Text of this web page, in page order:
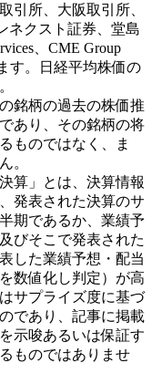
引所、大阪取引所、
ネクスト証券、堂島
、CME Group
す。日経平均株価の
銘柄の過去の株価推
あり、その銘柄の将
ものではなく、ま
。
算」とは、決算情報
発表された決算のサ
期であるか、業績予
びそこで発表された
した業績予想・配当
数値化し判定）が高
サプライズ度に基づ
であり、記事に掲載
示唆あるいは保証す
ものではありませ